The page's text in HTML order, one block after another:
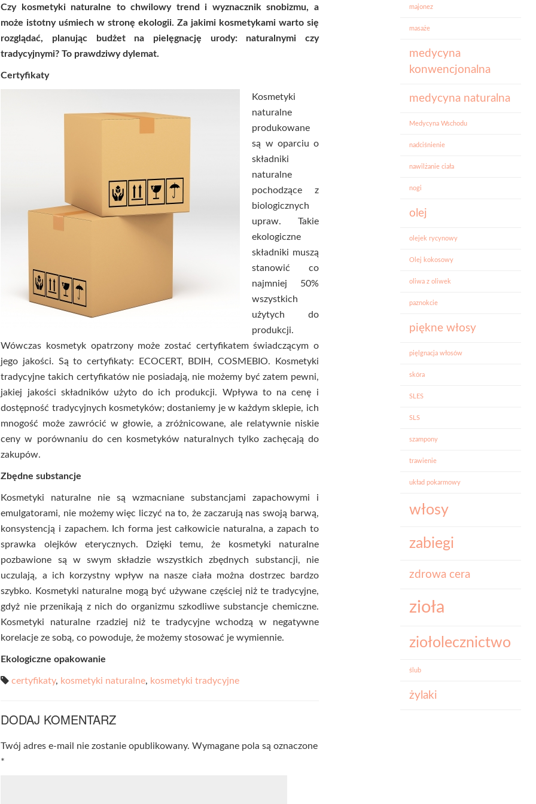
Czy kosmetyki naturalne to chwilowy trend i wyznacznik snobizmu, a
może istotny uśmiech w stronę ekologii. Za jakimi kosmetykami warto się
rozglądać, planując budżet na pielęgnację urody: naturalnymi czy
tradycyjnymi? To prawdziwy dylemat.
Certyfikaty
Kosmetyki
naturalne
produkowane
są w oparciu o
składniki
naturalne
pochodzące z
biologicznych
upraw. Takie
ekologiczne
składniki muszą
stanowić co
najmniej 50%
wszystkich
użytych do
produkcji.
Wówczas kosmetyk opatrzony może zostać certyfikatem świadczącym o
jego jakości. Są to certyfikaty: ECOCERT, BDIH, COSMEBIO. Kosmetyki
tradycyjne takich certyfikatów nie posiadają, nie możemy być zatem pewni,
jakiej jakości składników użyto do ich produkcji. Wpływa to na cenę i
dostępność tradycyjnych kosmetyków; dostaniemy je w każdym sklepie, ich
mnogość może zawrócić w głowie, a zróżnicowane, ale relatywnie niskie
ceny w porównaniu do cen kosmetyków naturalnych tylko zachęcają do
zakupów.
Zbędne substancje
Kosmetyki naturalne nie są wzmacniane substancjami zapachowymi i
emulgatorami, nie możemy więc liczyć na to, że zaczarują nas swoją barwą,
konsystencją i zapachem. Ich forma jest całkowicie naturalna, a zapach to
sprawka olejków eterycznych. Dzięki temu, że kosmetyki naturalne
pozbawione są w swym składzie wszystkich zbędnych substancji, nie
uczulają, a ich korzystny wpływ na nasze ciała można dostrzec bardzo
szybko. Kosmetyki naturalne mogą być używane częściej niż te tradycyjne,
gdyż nie przenikają z nich do organizmu szkodliwe substancje chemiczne.
Kosmetyki naturalne rzadziej niż te tradycyjne wchodzą w negatywne
korelacje ze sobą, co powoduje, że możemy stosować je wymiennie.
Ekologiczne opakowanie
certyfikaty, kosmetyki naturalne, kosmetyki tradycyjne
DODAJ KOMENTARZ
Twój adres e-mail nie zostanie opublikowany. Wymagane pola są oznaczone
*
majonez
masaże
medycyna
konwencjonalna
medycyna naturalna
Medycyna Wschodu
nadciśnienie
nawilżanie ciała
nogi
olej
olejek rycynowy
Olej kokosowy
oliwa z oliwek
paznokcie
piękne włosy
pięlgnacja włosów
skóra
SLES
SLS
szampony
trawienie
układ pokarmowy
włosy
zabiegi
zdrowa cera
zioła
ziołolecznictwo
ślub
żylaki